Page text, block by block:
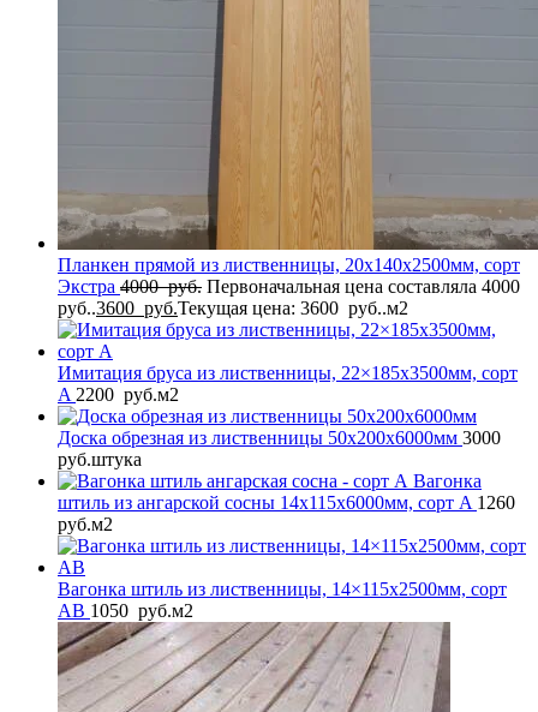
Планкен прямой из лиственницы, 20x140x2500мм, сорт
Экстра 4000руб. Первоначальная цена составляла 4000
руб..3600 руб.Текущая цена: 3600 руб..м2
Имитация бруса из лиственницы, 22×185x3500мм, сорт
A 2200 руб.м2
Доска обрезная из лиственницы 50x200x6000мм 3000
руб.штука
Вагонка
штиль из ангарской сосны 14x115x6000мм, сорт A 1260
руб.м2
Вагонка штиль из лиственницы, 14×115x2500мм, сорт
AB 1050 руб.м2